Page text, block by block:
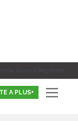
Inicia Sesión o Registrate
A PLUS+